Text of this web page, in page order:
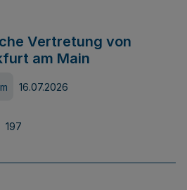
Vertretung von
am Main
16.07.2026
197